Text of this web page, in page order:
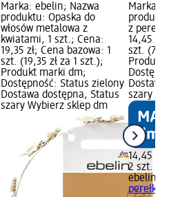
Marka: ebelin; Nazwa
produktu: Opaska do
włosów metalowa z
kwiatami, 1 szt.; Cena:
19,35 zł; Cena bazowa: 1
szt. (19,35 zł za 1 szt.);
Produkt marki dm;
Dostępność: Status zielony
Dostawa dostępna, Status
szary Wybierz sklep dm
Marka:
z
14,45
szt.
Produkt
szary
14,45 zł
2 szt.
ebelin